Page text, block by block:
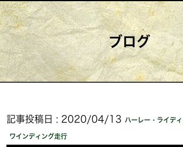
ブログ
記事投稿日 : 2020/04/13 ハーレー・ライデ
ワインディング走行